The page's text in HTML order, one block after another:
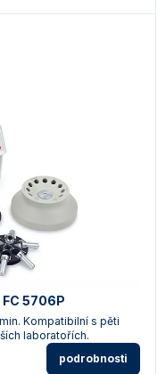
5706P
Kompatibilní s pěti
laboratořích.
podrobnosti